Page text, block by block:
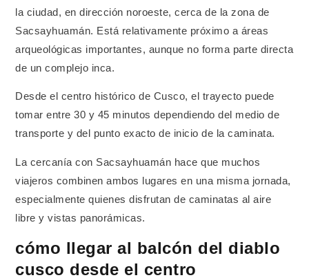
la ciudad, en dirección noroeste, cerca de la zona de
Sacsayhuamán. Está relativamente próximo a áreas
arqueológicas importantes, aunque no forma parte directa
de un complejo inca.
Desde el centro histórico de Cusco, el trayecto puede
tomar entre 30 y 45 minutos dependiendo del medio de
transporte y del punto exacto de inicio de la caminata.
La cercanía con Sacsayhuamán hace que muchos
viajeros combinen ambos lugares en una misma jornada,
especialmente quienes disfrutan de caminatas al aire
libre y vistas panorámicas.
cómo llegar al balcón del diablo
cusco desde el centro